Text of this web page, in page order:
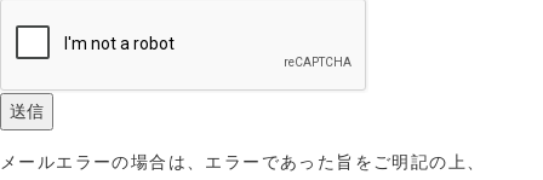
送信
メールエラーの場合は、エラーであった旨をご明記の上、